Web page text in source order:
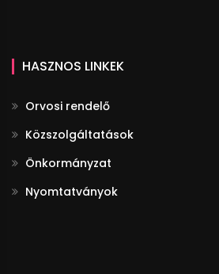
HASZNOS LINKEK
Orvosi rendelő
Közszolgáltatások
Önkormányzat
Nyomtatványok